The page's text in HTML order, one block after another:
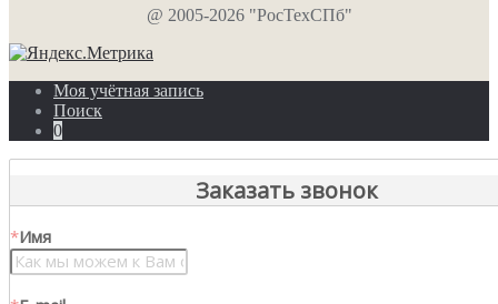
@ 2005-2026 "РосТехСПб"
Моя учётная запись
Поиск
0
Заказать звонок
*Имя